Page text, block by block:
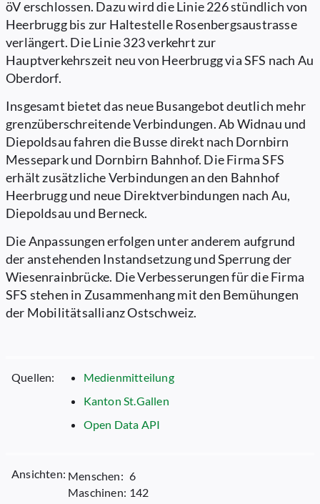
öV erschlossen. Dazu wird die Linie 226 stündlich von
Heerbrugg bis zur Haltestelle Rosenbergsaustrasse
verlängert. Die Linie 323 verkehrt zur
Hauptverkehrszeit neu von Heerbrugg via SFS nach Au
Oberdorf.
Insgesamt bietet das neue Busangebot deutlich mehr
grenzüberschreitende Verbindungen. Ab Widnau und
Diepoldsau fahren die Busse direkt nach Dornbirn
Messepark und Dornbirn Bahnhof. Die Firma SFS
erhält zusätzliche Verbindungen an den Bahnhof
Heerbrugg und neue Direktverbindungen nach Au,
Diepoldsau und Berneck.
Die Anpassungen erfolgen unter anderem aufgrund
der anstehenden Instandsetzung und Sperrung der
Wiesenrainbrücke. Die Verbesserungen für die Firma
SFS stehen in Zusammenhang mit den Bemühungen
der Mobilitätsallianz Ostschweiz.
Quellen:
Medienmitteilung
Kanton St.Gallen
Open Data API
Ansichten: Menschen: 6
Maschinen: 142